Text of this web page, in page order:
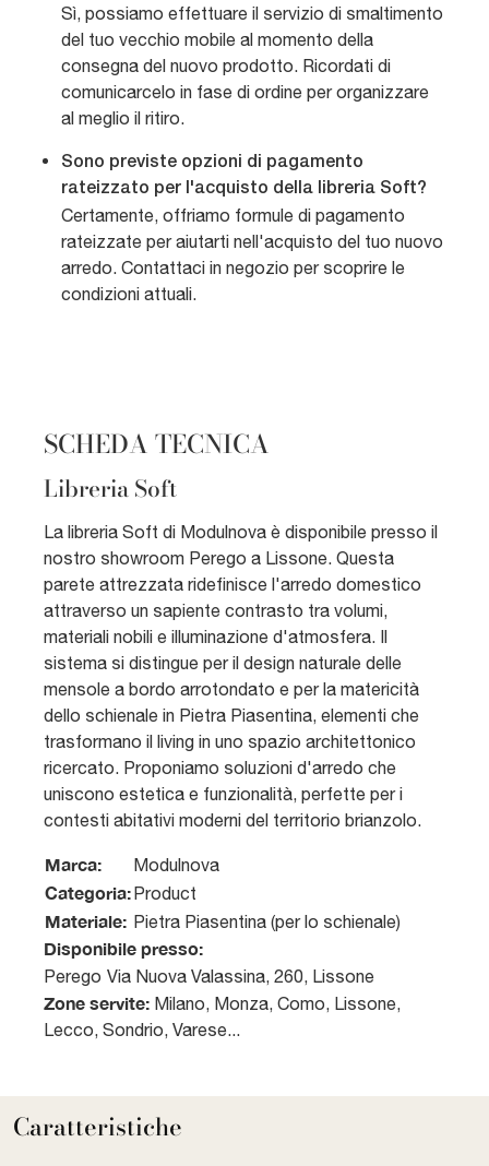
Sì, possiamo effettuare il servizio di smaltimento
del tuo vecchio mobile al momento della
consegna del nuovo prodotto. Ricordati di
comunicarcelo in fase di ordine per organizzare
al meglio il ritiro.
Sono previste opzioni di pagamento
rateizzato per l'acquisto della libreria Soft?
Certamente, offriamo formule di pagamento
rateizzate per aiutarti nell'acquisto del tuo nuovo
arredo. Contattaci in negozio per scoprire le
condizioni attuali.
SCHEDA TECNICA
Libreria Soft
La libreria Soft di Modulnova è disponibile presso il
nostro showroom Perego a Lissone. Questa
parete attrezzata ridefinisce l'arredo domestico
attraverso un sapiente contrasto tra volumi,
materiali nobili e illuminazione d'atmosfera. Il
sistema si distingue per il design naturale delle
mensole a bordo arrotondato e per la matericità
dello schienale in Pietra Piasentina, elementi che
trasformano il living in uno spazio architettonico
ricercato. Proponiamo soluzioni d'arredo che
uniscono estetica e funzionalità, perfette per i
contesti abitativi moderni del territorio brianzolo.
Marca: Modulnova
Categoria:Product
Materiale: Pietra Piasentina (per lo schienale)
Disponibile presso:
Perego Via Nuova Valassina, 260, Lissone
Zone servite: Milano, Monza, Como, Lissone,
Lecco, Sondrio, Varese...
Caratteristiche